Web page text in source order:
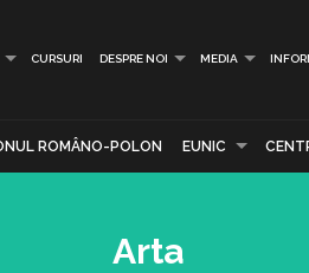
CURSURI DESPRE NOI MEDIA
ROMÂNO-POLON EUNIC
Arta